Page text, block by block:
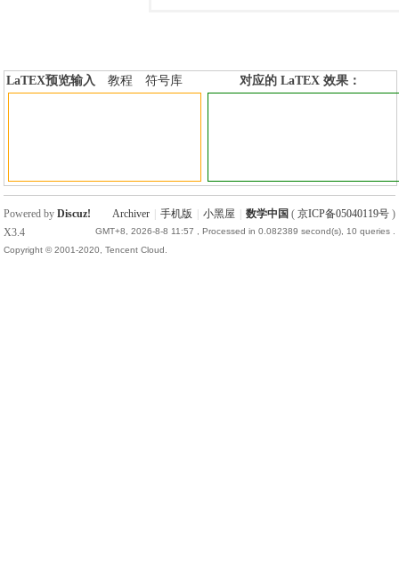
LaTEX预览输入 教程
符号库
对应的 LaTEX 效果：
Archiver 手机版 小黑屋 数学中国 ( 京ICP备05040119号)
GMT+8, 2026-8-8 11:57 , Processed in 0.082389 second(s), 10 queries .
Powered byDiscuz!
X3.4
Copyright © 2001-2020, Tencent Cloud.